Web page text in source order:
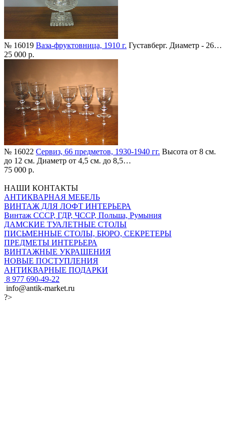
№ 16019 Ваза-фруктовница, 1910 г. Густавберг. Диаметр - 26…
25 000 р.
№ 16022 Сервиз, 66 предметов, 1930-1940 гг. Высота от 8 см.
до 12 см. Диаметр от 4,5 см. до 8,5…
75 000 р.
НАШИ КОНТАКТЫ
АНТИКВАРНАЯ МЕБЕЛЬ
ВИНТАЖ ДЛЯ ЛОФТ ИНТЕРЬЕРА
Винтаж СССР, ГДР, ЧССР, Польша, Румыния
ДАМСКИЕ ТУАЛЕТНЫЕ СТОЛЫ
ПИСЬМЕННЫЕ СТОЛЫ, БЮРО, СЕКРЕТЕРЫ
ПРЕДМЕТЫ ИНТЕРЬЕРА
ВИНТАЖНЫЕ УКРАШЕНИЯ
НОВЫЕ ПОСТУПЛЕНИЯ
АНТИКВАРНЫЕ ПОДАРКИ
8 977 690-49-22
info@antik-market.ru
?>